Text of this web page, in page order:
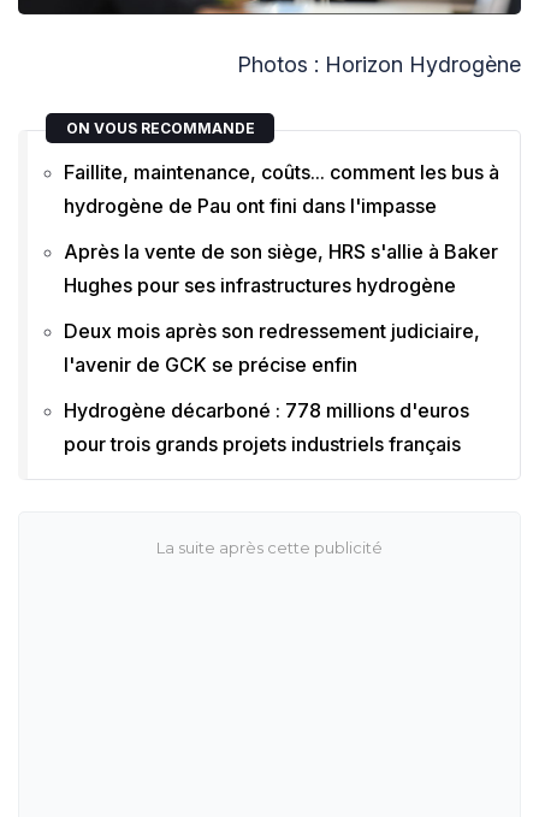
Photos : Horizon Hydrogène
ON VOUS RECOMMANDE
Faillite, maintenance, coûts... comment les bus à
hydrogène de Pau ont fini dans l'impasse
Après la vente de son siège, HRS s'allie à Baker
Hughes pour ses infrastructures hydrogène
Deux mois après son redressement judiciaire,
l'avenir de GCK se précise enfin
Hydrogène décarboné : 778 millions d'euros
pour trois grands projets industriels français